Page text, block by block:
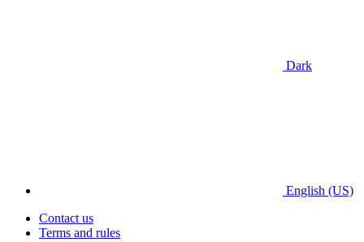
Dark
English (US)
Contact us
Terms and rules